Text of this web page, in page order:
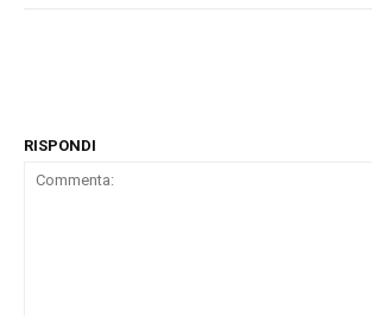
RISPONDI